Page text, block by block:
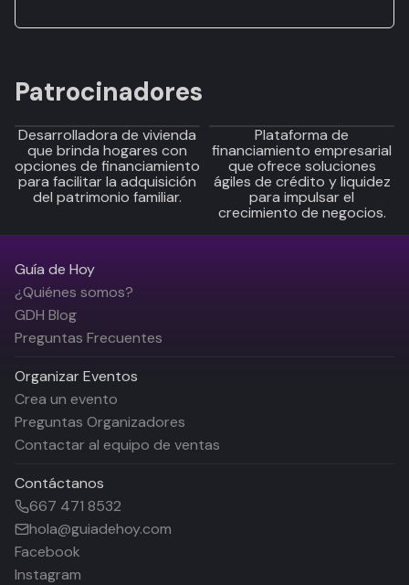
Patrocinadores
Desarrolladora de vivienda
que brinda hogares con
opciones de financiamiento
para facilitar la adquisición
del patrimonio familiar.
Plataforma de
financiamiento empresarial
que ofrece soluciones
ágiles de crédito y liquidez
para impulsar el
crecimiento de negocios.
Guía de Hoy
¿Quiénes somos?
GDH Blog
Preguntas Frecuentes
Organizar Eventos
Crea un evento
Preguntas Organizadores
Contactar al equipo de ventas
Contáctanos
667 471 8532
hola@guiadehoy.com
Facebook
Instagram